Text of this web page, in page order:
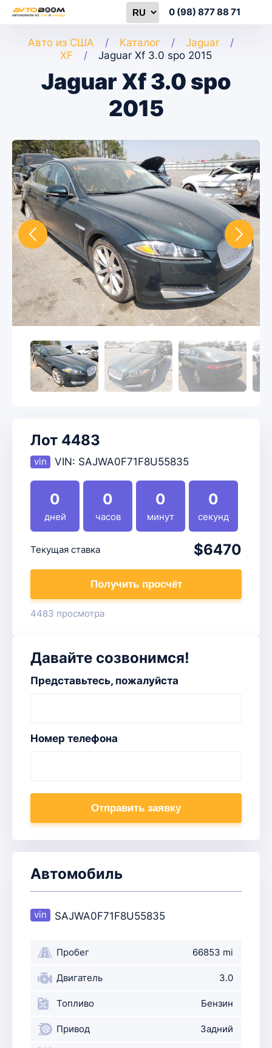
0 (98) 877 88 71
Авто из США Каталог
Jaguar
XF
Jaguar Xf 3.0 spo 2015
Jaguar Xf 3.0 spo
2015
Лот 4483
VIN: SAJWA0F71F8U55835
0
дней
0
часов
0
минут
0
секунд
Текущая ставка $6470
Получить просчёт
4483 просмотра
Давайте созвонимся!
Представьтесь, пожалуйста
Номер телефона
Отправить заявку
Автомобиль
SAJWA0F71F8U55835
Пробег 66853 mi
Двигатель 3.0
Топливо Бензин
Привод Задний